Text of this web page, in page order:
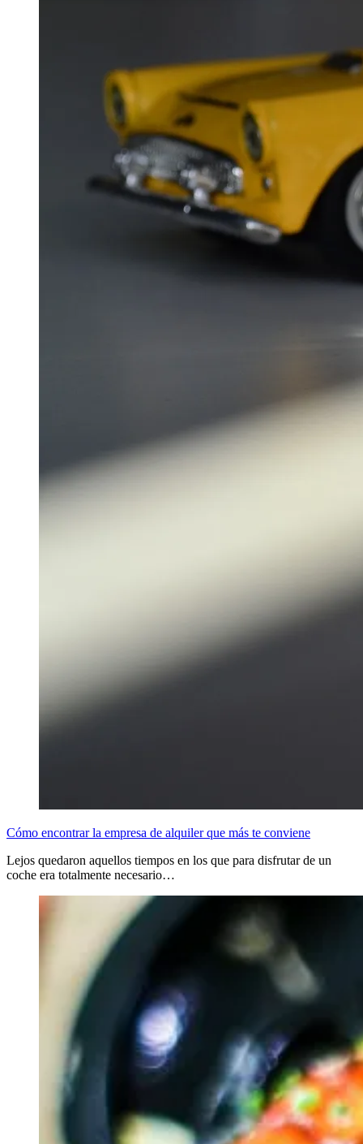
Cómo encontrar la empresa de alquiler que más te conviene
Lejos quedaron aquellos tiempos en los que para disfrutar de un
coche era totalmente necesario…